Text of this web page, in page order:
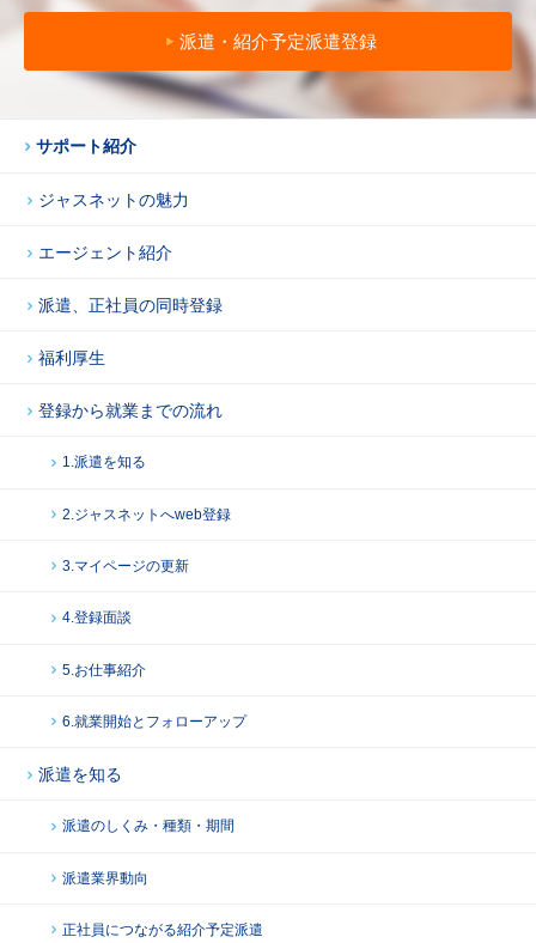
派遣・紹介予定派遣登録
サポート紹介
ジャスネットの魅力
エージェント紹介
派遣、正社員の同時登録
福利厚生
登録から就業までの流れ
1.派遣を知る
2.ジャスネットへweb登録
3.マイページの更新
4.登録面談
5.お仕事紹介
6.就業開始とフォローアップ
派遣を知る
派遣のしくみ・種類・期間
派遣業界動向
正社員につながる紹介予定派遣